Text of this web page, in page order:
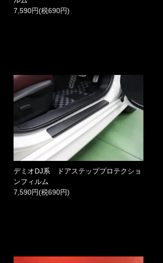
7,590円(税690円)
デミオDJ系 ドアステッププロテクショ
ンフィルム
7,590円(税690円)